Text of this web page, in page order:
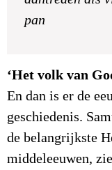
pan
‘Het volk van
En dan is er de
geschiedenis.
de belangrijkste
middeleeuwen,